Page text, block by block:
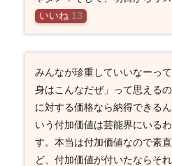
いいね 13
みんなが珍重していいなーっ
身はこんなだぜ」って思える
に対する価格なら納得できる
いう付加価値は芸能界にいる
す。本当は付加価値なので素
ど、付加価値が付いたならそ